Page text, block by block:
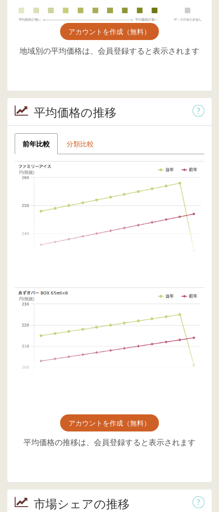
アカウントを作成（無料）
地域別の平均価格は、会員登録すると表示されます
平均価格の推移
前年比較 分類比較
アカウントを作成（無料）
平均価格の推移は、会員登録すると表示されます
市場シェアの推移